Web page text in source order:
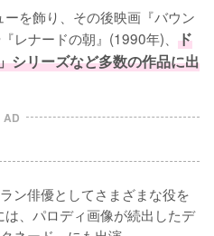
を飾り、その後映画『バウン
レナードの朝』(1990年)、 ド
シリーズなど多数の作品に出
AD
ン俳優としてさまざまな役を
、パロディ画像が続出したデ